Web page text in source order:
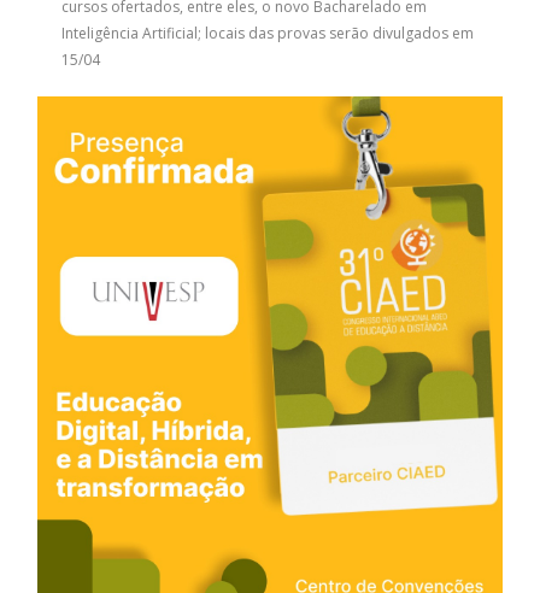
cursos ofertados, entre eles, o novo Bacharelado em
Inteligência Artificial; locais das provas serão divulgados em
15/04